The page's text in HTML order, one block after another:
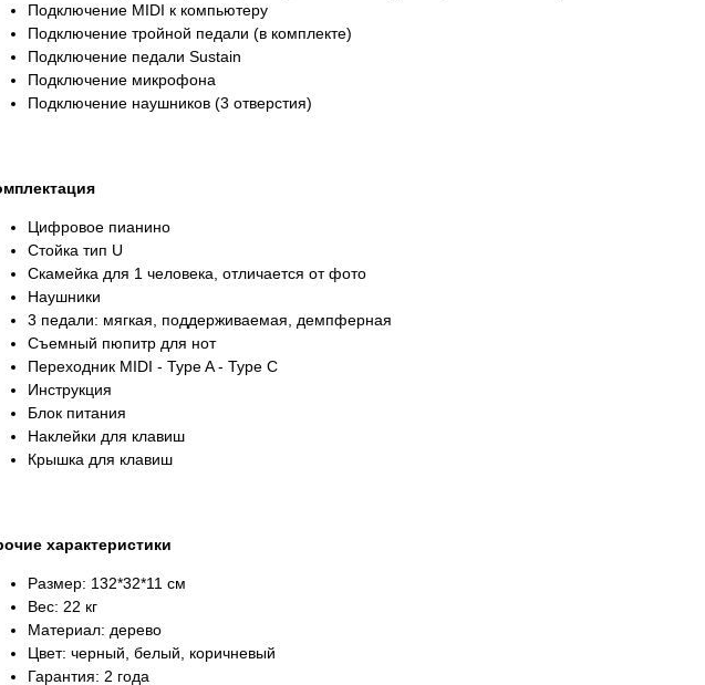
Подключение MIDI к компьютеру
Подключение тройной педали (в комплекте)
Подключение педали Sustain
Подключение микрофона
Подключение наушников (3 отверстия)
Цифровое пианино
Стойка тип U
Скамейка для 1 человека, отличается от фото
Наушники
3 педали: мягкая, поддерживаемая, демпферная
Съемный пюпитр для нот
Переходник MIDI - Type A - Type C
Инструкция
Блок питания
Наклейки для клавиш
Крышка для клавиш
характеристики
Размер: 132*32*11 см
Вес: 22 кг
Материал: дерево
Цвет: черный, белый, коричневый
Гарантия: 2 года